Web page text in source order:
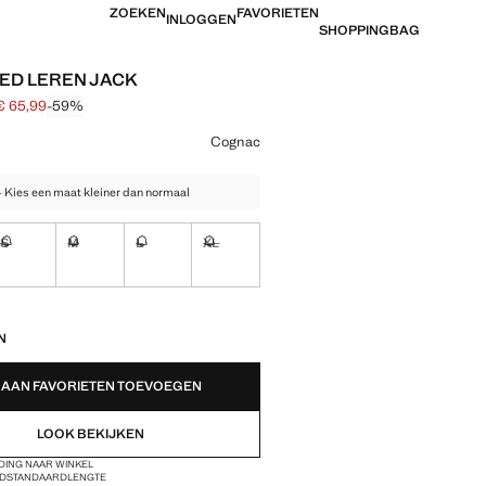
ZOEKENINLOGGENFAVORIETEN
SHOPPINGBAG
LEREN JACK
prijs doorgehaald [€ 159,99 ]
[€ 65,99 ]
65,99-59%
Cognac
een maat kleiner dan normaal
S
Ik wil hem!
M
Ik wil hem!
L
Ik wil hem!
XL
Ik wil hem!
AAN FAVORIETEN TOEVOEGEN
LOOK BEKIJKEN
NAAR WINKEL
STANDAARDLENGTE